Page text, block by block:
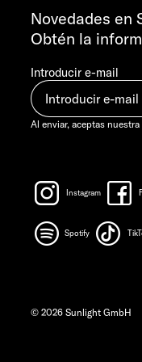
Novedades en
Obtén la
Introducir e-mail
Al enviar, aceptas nuestra
Instagram
Spotify
© 2026 Sunlight GmbH